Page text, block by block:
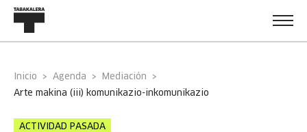
Inicio Agenda
Mediación
arte makina (iii) komunikazio-inkomunikazio
ACTIVIDAD PASADA